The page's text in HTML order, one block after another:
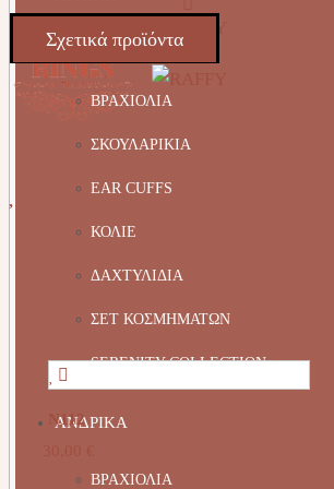
ΚΟΣΜΗΜΑΤΑ
ΒΡΑΧΙΟΛΙΑ
ΣΚΟΥΛΑΡΙΚΙΑ
EAR CUFFS
ΚΟΛΙΕ
ΔΑΧΤΥΛΙΔΙΑ
ΣΕΤ ΚΟΣΜΗΜΑΤΩΝ
SERENITY COLLECTION
ΑΝΔΡΙΚΑ
ΒΡΑΧΙΟΛΙΑ
Σχετικά προϊόντα
Ν112